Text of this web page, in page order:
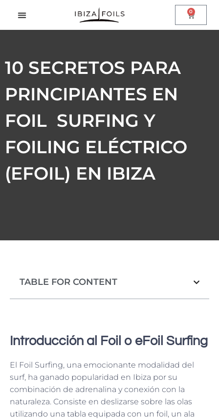
0
10 SECRETOS PARA
PRINCIPIANTES EN
FOIL SURFING Y
FOILING ELÉCTRICO
(EFOIL) EN IBIZA
TABLE FOR CONTENT
Introducción al Foil o eFoil Surfing
El Foil Surfing, una emocionante modalidad del
surf, ha ganado popularidad en Ibiza por su
combinación de adrenalina y conexión con la
naturaleza. Consiste en deslizarse sobre las olas
utilizando una tabla equipada con un foil, un ala